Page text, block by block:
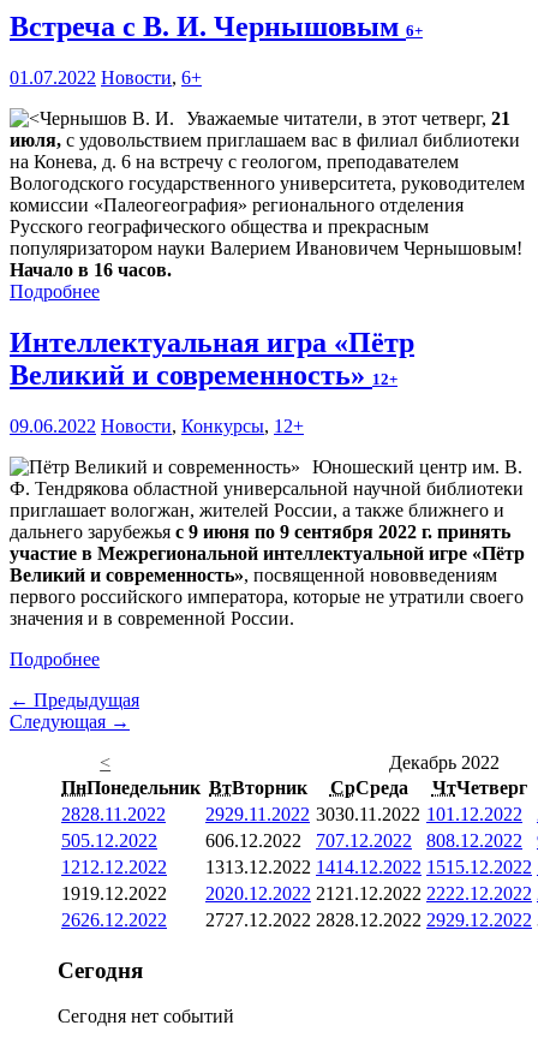
Встреча с В. И. Чернышовым 6+
01.07.2022 Новости, 6+
Уважаемые читатели, в этот четверг, 21
июля, с удовольствием приглашаем вас в филиал библиотеки
на Конева, д. 6 на встречу с геологом, преподавателем
Вологодского государственного университета, руководителем
комиссии «Палеогеография» регионального отделения
Русского географического общества и прекрасным
популяризатором науки Валерием Ивановичем Чернышовым!
Начало в 16 часов.
Подробнее
Интеллектуальная игра «Пётр
Великий и современность» 12+
09.06.2022 Новости, Конкурсы, 12+
Юношеский центр им. В.
Ф. Тендрякова областной универсальной научной библиотеки
приглашает вологжан, жителей России, а также ближнего и
дальнего зарубежья с 9 июня по 9 сентября 2022 г. принять
участие в Межрегиональной интеллектуальной игре «Пётр
Великий и современность», посвященной нововведениям
первого российского императора, которые не утратили своего
значения и в современной России.
Подробнее
← Предыдущая
Следующая →
<
Декабрь 2022
ПнПонедельник ВтВторник СрСреда ЧтЧетверг
2828.11.2022 2929.11.2022 3030.11.2022 101.12.2022
505.12.2022 606.12.2022 707.12.2022 808.12.2022
1212.12.2022 1313.12.2022 1414.12.2022 1515.12.2022
1919.12.2022 2020.12.2022 21 21.12.2022 2222.12.2022
2626.12.2022 2727.12.2022 2828.12.2022 2929.12.2022
Сегодня
Сегодня нет событий